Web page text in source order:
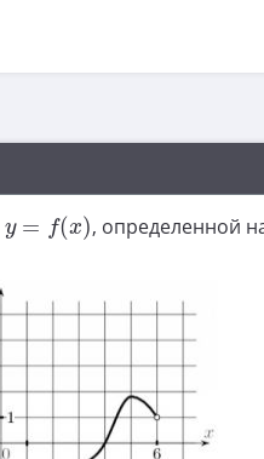
y = f(x)
y= x)
, определенной